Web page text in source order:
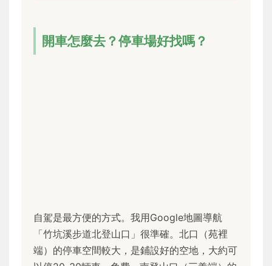
開車怎麼去？停車場好找嗎？
自駕是最方便的方式。我用Google地圖導航
「竹坑溪步道北登山口」很準確。北口（苑裡
端）的停車空間較大，是鋪設好的空地，大約可